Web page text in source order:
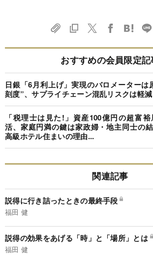
おすすめの会員限定記
日銀「6月利上げ」実現のバロメーターは
刻度”、サプライチェーン混乱リスクは軽
「税理士は見た!」資産100億円の超富
活、家庭円満の鍵は家政婦・地主同士の
高級ホテル住まいの理由...
関連記事
説得に行き詰ったときの最終手段
福田 健
説得の効果をあげる「時」と「場所」とは
福田 健